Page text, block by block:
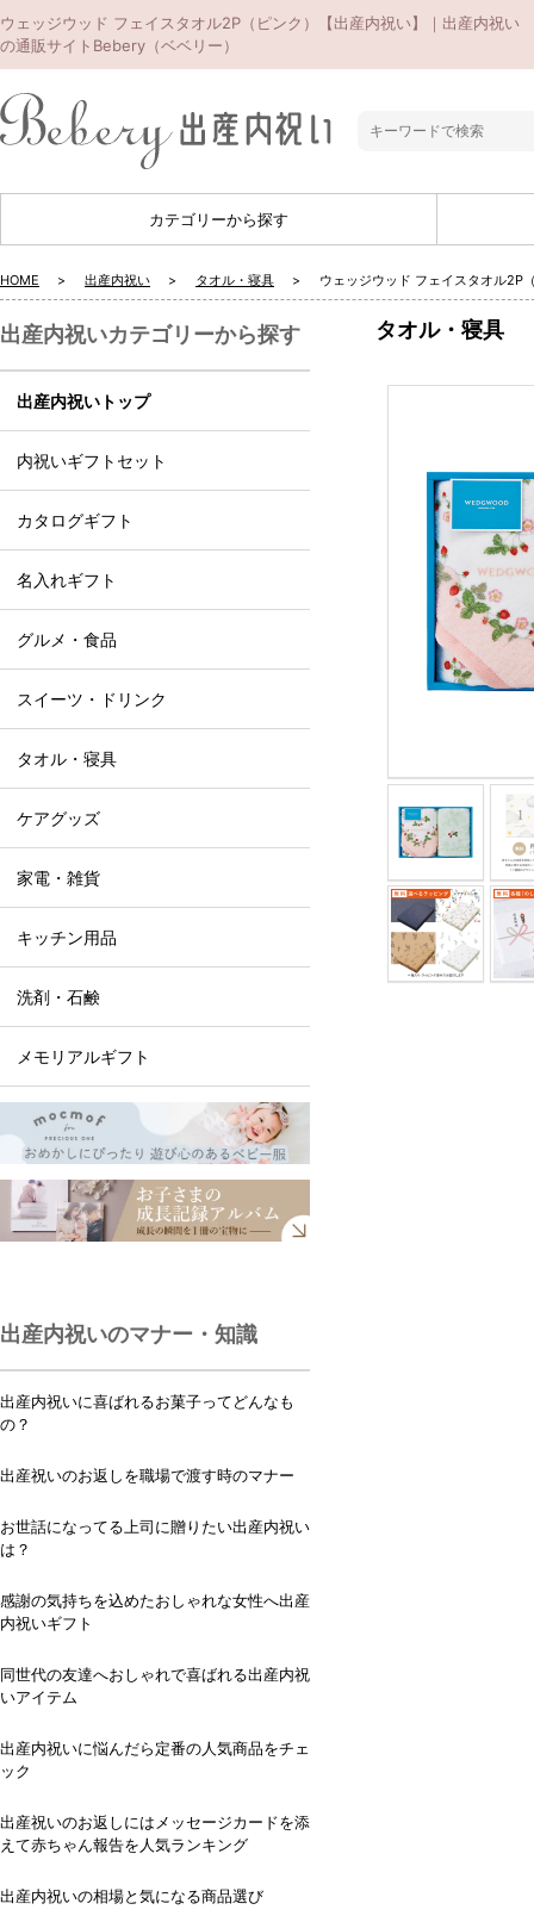
ウェッジウッド フェイスタオル2P（ピンク）【出産内祝い】｜出産内祝い
の通販サイトBebery（ベベリー）
カテゴリーから探す
HOME 出産内祝い タオル・寝具 ウェッジウッド フェイスタオル2P
タオル・寝具
出産内祝いカテゴリーから探す
出産内祝いトップ
内祝いギフトセット
カタログギフト
名入れギフト
グルメ・食品
スイーツ・ドリンク
タオル・寝具
ケアグッズ
家電・雑貨
キッチン用品
洗剤・石鹸
メモリアルギフト
出産内祝いのマナー・知識
出産内祝いに喜ばれるお菓子ってどんなも
の？
出産祝いのお返しを職場で渡す時のマナー
お世話になってる上司に贈りたい出産内祝い
は？
感謝の気持ちを込めたおしゃれな女性へ出産
内祝いギフト
同世代の友達へおしゃれで喜ばれる出産内祝
いアイテム
出産内祝いに悩んだら定番の人気商品をチェ
ック
出産祝いのお返しにはメッセージカードを添
えて赤ちゃん報告を人気ランキング
出産内祝いの相場と気になる商品選び